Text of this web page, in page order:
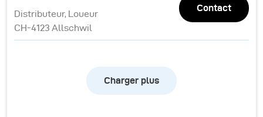
Distributeur, Loueur
CH-4123 Allschwil
Contact
Charger plus